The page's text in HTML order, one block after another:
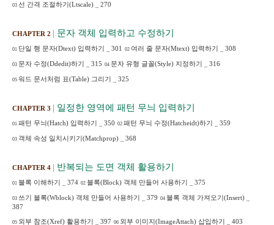
03 선 간격 조절하기 (Ltscale) 270
CHAPTER 2 | 문자 객체 입력하고 수정하기
01 단일 행 문자(Dtext) 입력하기 301 02 여러 줄 문자(Mtext) 입력하기 308
03 문자 수정(Ddedit)하기 315 04 문자 유형 글꼴(Style) 지정하기 316
05 워드 문서처럼 표(Table) 그리기 325
CHAPTER 3 | 일정한 영역에 패턴 무늬 입력하기
01 패턴 무늬 (Hatch) 입력하기 350 02 패턴 무늬 수정(Hatcheidt)하기 359
03 객체 속성 일치시키기 (Matchprop) 368
CHAPTER 4 | 반복되는 도면 객체 활용하기
01 블록 이해하기 374 02 블록(Block) 객체 만들어 사용하기 375
03 쓰기 블록(Wblock) 객체 만들어 사용하기 379 04 블록 객체 가져오기 (Insert)
387
05 외부 참조(Xref) 활용하기 397 06 외부 이미지 (ImageAttach) 삽입하기 403